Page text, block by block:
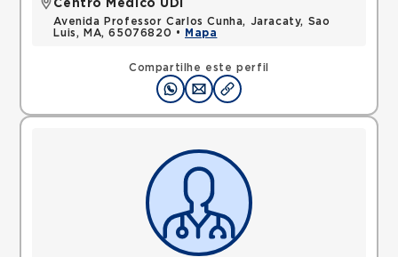
Compartilhe este perfil
Centro Médico UDI
Avenida Professor Carlos Cunha, Jaracaty, Sao
Luis, MA, 65076820 •
Mapa